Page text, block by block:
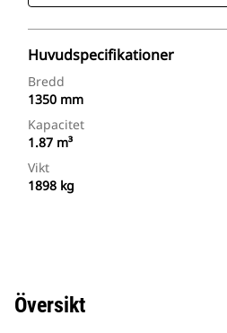
Huvudspecifikationer
Bredd
1350 mm
Kapacitet
1.87 m³
Vikt
1898 kg
Översikt